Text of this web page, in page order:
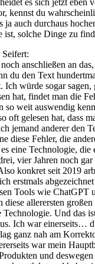
es sich jetzt eben
kennst du
ja auch durchaus
ist, solche Dinge zu
anschließen an
du den Text
Ich würde sogar sagen,
hat, findet man die
so weit auswendig
oft gelesen hat, dass
jemand anderer den
diese Fehler, die
eine Technologie, die
vier Jahren noch
konkret seit 2019
erstmals
Tools wie ChatGPT
diese allerersten
Technologie. Und das
Ich war einerseits…
ganz nah am
war mein
und deswegen